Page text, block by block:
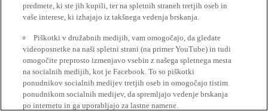
predmete, ki ste jih kupili, ter na spletnih straneh tretjih oseb in
vaše interese, ki izhajajo iz takšnega vedenja brskanja.
Piškotki v družabnih medijih, vam omogočajo, da gledate
videoposnetke na naši spletni strani (na primer YouTube) in tudi
omogočite preprosto izmenjavo vsebin z našega spletnega mesta
na socialnih medijih, kot je Facebook. To so piškotki
ponudnikov socialnih medijev tretjih oseb in omogočajo tistim
ponudnikom socialnih medijev, da spremljajo vedenje brskanja
po internetu in ga uporabljajo za lastne namene.